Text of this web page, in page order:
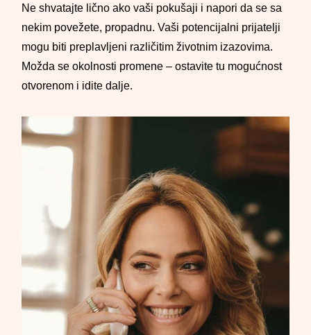
Ne shvatajte lično ako vaši pokušaji i napori da se sa
nekim povežete, propadnu. Vaši potencijalni prijatelji
mogu biti preplavljeni različitim životnim izazovima.
Možda se okolnosti promene – ostavite tu mogućnost
otvorenom i idite dalje.